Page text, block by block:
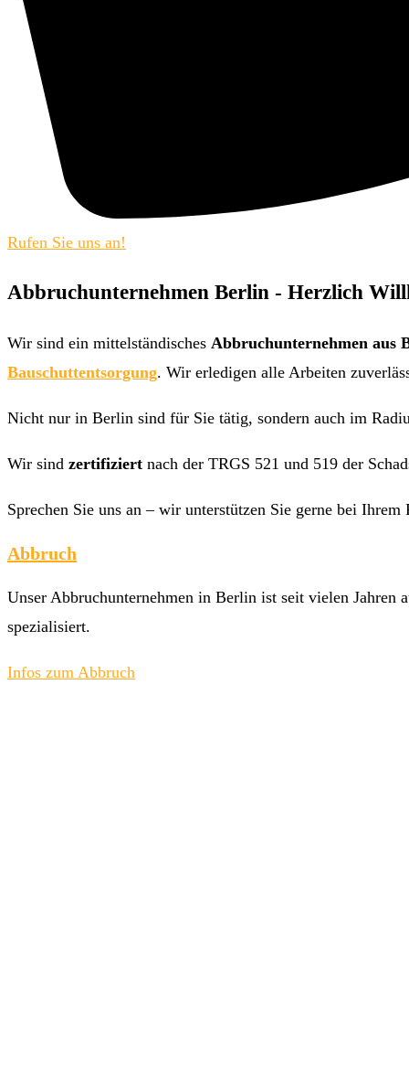
Rufen Sie uns an!
Abbruchunternehmen Berlin - Herzlich
Wir sind ein mittelständisches Abbruchunternehmen aus
Bauschuttentsorgung. Wir erledigen alle Arbeiten
Nicht nur in Berlin sind für Sie tätig, sondern auch im
Wir sind zertifiziert nach der TRGS 521 und 519 der
Sprechen Sie uns an – wir unterstützen Sie gerne bei Ihrem
Abbruch
Unser Abbruchunternehmen in Berlin ist seit vielen
spezialisiert.
Infos zum Abbruch